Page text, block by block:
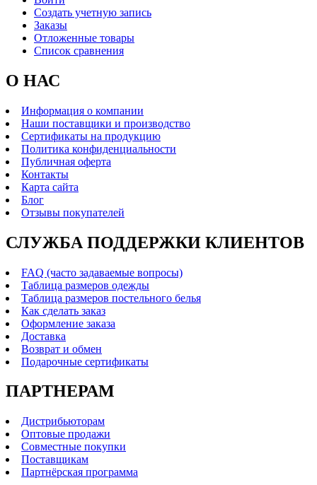
Создать учетную запись
Заказы
Отложенные товары
Список сравнения
О НАС
Информация о компании
Наши поставщики и производство
Сертификаты на продукцию
Политика конфиденциальности
Публичная оферта
Контакты
Карта сайта
Блог
Отзывы покупателей
СЛУЖБА ПОДДЕРЖКИ КЛИЕНТОВ
FAQ (часто задаваемые вопросы)
Таблица размеров одежды
Таблица размеров постельного белья
Как сделать заказ
Оформление заказа
Доставка
Возврат и обмен
Подарочные сертификаты
ПАРТНЕРАМ
Дистрибьюторам
Оптовые продажи
Совместные покупки
Поставщикам
Партнёрская программа